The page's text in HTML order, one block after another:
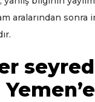
aralarından sonra